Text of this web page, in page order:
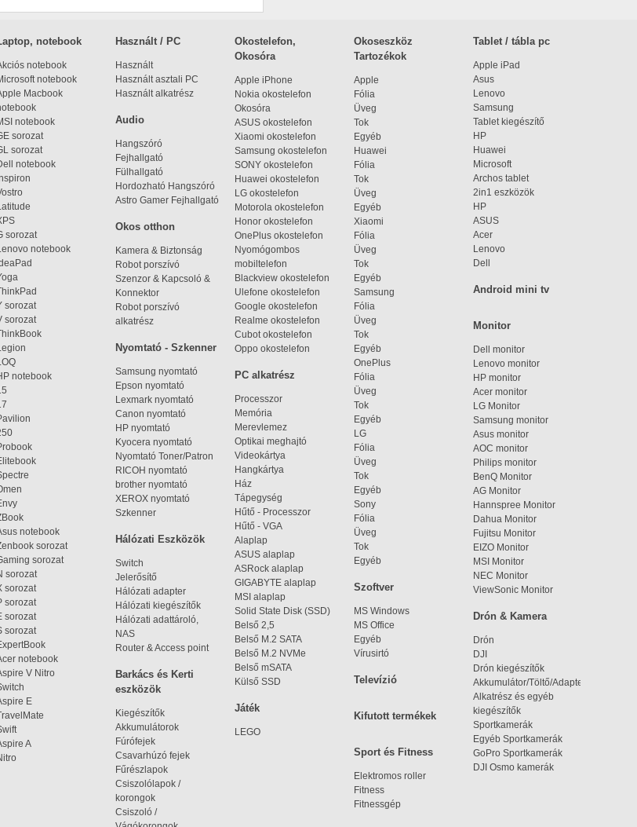
notebook
notebook
notebook
Macbook
notebook
sorozat
sorozat
notebook
sorozat
notebook
sorozat
sorozat
notebook
notebook
sorozat
sorozat
sorozat
sorozat
sorozat
sorozat
sorozat
notebook
V Nitro
E
A
Használt / PC
Használt
Használt asztali PC
Használt alkatrész
Okostelefon,
Okosóra
Apple iPhone
Nokia okostelefon
Okosóra
ASUS okostelefon
Xiaomi okostelefon
Samsung okostelefon
SONY okostelefon
Huawei okostelefon
LG okostelefon
Motorola okostelefon
Honor okostelefon
OnePlus okostelefon
Nyomógombos
mobiltelefon
Blackview okostelefon
Ulefone okostelefon
Google okostelefon
Realme okostelefon
Cubot okostelefon
Oppo okostelefon
Okoseszköz
Tartozékok
Apple
Fólia
Üveg
Tok
Egyéb
Huawei
Fólia
Tok
Üveg
Egyéb
Xiaomi
Fólia
Üveg
Tok
Egyéb
Samsung
Fólia
Üveg
Tok
Egyéb
OnePlus
Fólia
Üveg
Tok
Egyéb
LG
Fólia
Üveg
Tok
Egyéb
Sony
Fólia
Üveg
Tok
Egyéb
Tablet / tábla pc
Apple iPad
Asus
Lenovo
Samsung
Tablet kiegészítő
HP
Huawei
Microsoft
Archos tablet
2in1 eszközök
HP
ASUS
Acer
Lenovo
Dell
Audio
Hangszóró
Fejhallgató
Fülhallgató
Hordozható Hangszóró
Astro Gamer Fejhallgató
Okos otthon
Kamera & Biztonság
Robot porszívó
Szenzor & Kapcsoló &
Konnektor
Robot porszívó
alkatrész
Android mini tv
Monitor
Dell monitor
Lenovo monitor
HP monitor
Acer monitor
LG Monitor
Samsung monitor
Asus monitor
AOC monitor
Philips monitor
BenQ Monitor
AG Monitor
Hannspree Monitor
Dahua Monitor
Fujitsu Monitor
EIZO Monitor
MSI Monitor
NEC Monitor
ViewSonic Monitor
Nyomtató - Szkenner
Samsung nyomtató
Epson nyomtató
Lexmark nyomtató
Canon nyomtató
HP nyomtató
Kyocera nyomtató
Nyomtató Toner/Patron
RICOH nyomtató
brother nyomtató
XEROX nyomtató
Szkenner
PC alkatrész
Processzor
Memória
Merevlemez
Optikai meghajtó
Videokártya
Hangkártya
Ház
Tápegység
Hűtő - Processzor
Hűtő - VGA
Alaplap
ASUS alaplap
ASRock alaplap
GIGABYTE alaplap
MSI alaplap
Solid State Disk (SSD)
Belső 2,5
Belső M.2 SATA
Belső M.2 NVMe
Belső mSATA
Külső SSD
Hálózati Eszközök
Switch
Jelerősítő
Hálózati adapter
Hálózati kiegészítők
Hálózati adattároló,
NAS
Router & Access point
Szoftver
MS Windows
MS Office
Egyéb
Vírusirtó
Drón & Kamera
Drón
DJI
Drón kiegészítők
Akkumulátor/Töltő/Adapter
Alkatrész és egyéb
kiegészítők
Sportkamerák
Egyéb Sportkamerák
GoPro Sportkamerák
DJI Osmo kamerák
Barkács és Kerti
eszközök
Kiegészítők
Akkumulátorok
Fúrófejek
Csavarhúzó fejek
Fűrészlapok
Csiszolólapok /
korongok
Csiszoló /
Televízió
Játék
LEGO
Kifutott termékek
Sport és Fitness
Elektromos roller
Fitness
Fitnessgép